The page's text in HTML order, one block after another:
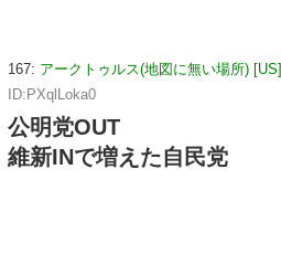
167: アークトゥルス(地図に無い場所) [US]
ID:PXqlLoka0
公明党OUT
維新INで増えた自民党